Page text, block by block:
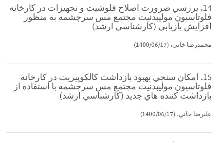
14. بررسي ضرورت اصلاح فلوشيت و تجهيزات در كارخانه
فلوتاسيون موليبدنيت مجتمع مس سرچشمه به منظور
افزايش بازيابي (كارشناسي ارشد)
محمدرضا خاني، (1400/06/17)
15. امكان سنجي بهبود بازداشت كالكوپيريت در كارخانه
فلوتاسيون موليبدنيت مجتمع مس سرچشمه با استفاده از
بازداشت كننده هاي جديد (كارشناسي ارشد)
عليرضا خاني، (1400/06/17)